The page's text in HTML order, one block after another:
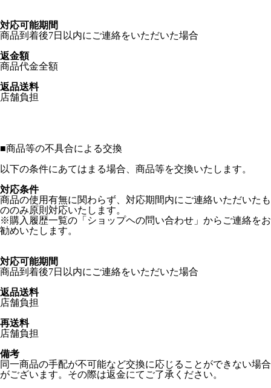
対応可能期間
商品到着後7日以内にご連絡をいただいた場合
返金額
商品代金全額
返品送料
店舗負担
■商品等の不具合による交換
以下の条件にあてはまる場合、商品等を交換いたします。
対応条件
商品の使用有無に関わらず、対応期間内にご連絡いただいたも
ののみ原則対応いたします。
※購入履歴一覧の「ショップヘの問い合わせ」からご連絡をお
勧めいたします。
対応可能期間
商品到着後7日以内にご連絡をいただいた場合
返品送料
店舗負担
再送料
店舗負担
備考
同一商品の手配が不可能など交換に応じることができない場合
がございます。その際は返金にてご了承ください。